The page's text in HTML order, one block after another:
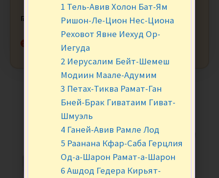
₪ 24.90 за уп.
Нет в наличии
1 Тель-Авив Холон Бат-Ям
Ришон-Ле-Цион Нес-Циона
Реховот Явне Иехуд Ор-
Иегуда
2 Иерусалим Бейт-Шемеш
Модиин Маале-Адумим
3 Петах-Тиква Рамат-Ган
Бней-Брак Гиватаим Гиват-
Шмуэль
4 Ганей-Авив Рамле Лод
5 Раанана Кфар-Саба Герцлия
Од-а-Шарон Рамат-а-Шарон
6 Ашдод Гедера Кирьят-